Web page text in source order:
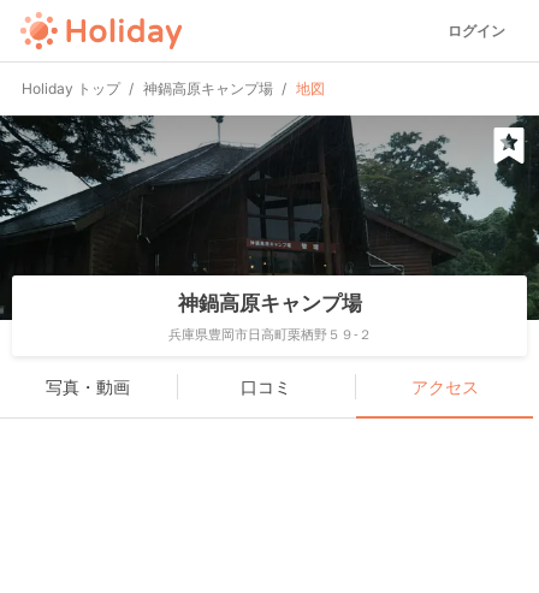
ログイン
Holiday トップ 神鍋高原キャンプ場 地図
神鍋高原キャンプ場
兵庫県豊岡市日高町栗栖野５９-２
写真・動画 口コミ アクセス